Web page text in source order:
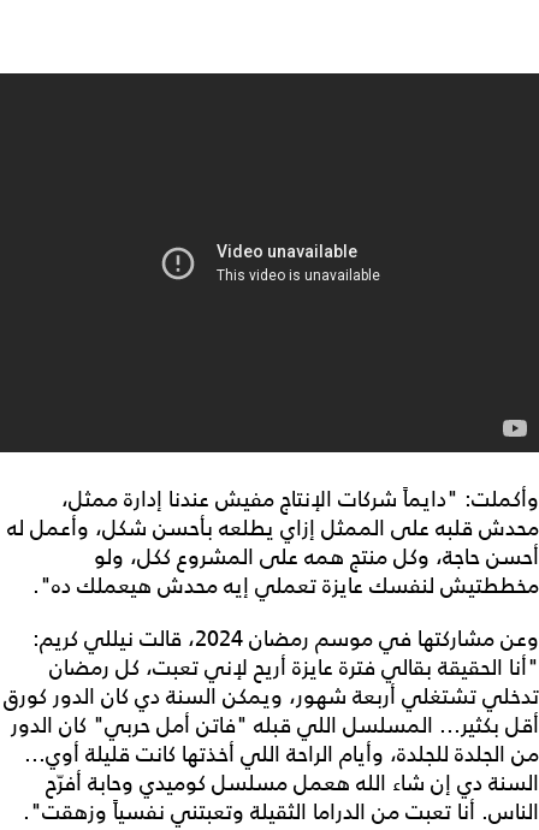
وأكملت: "دايماً شركات الإنتاج مفيش عندنا إدارة ممثل،
محدش قلبه على الممثل إزاي يطلعه بأحسن شكل، وأعمل له
أحسن حاجة، وكل منتج همه على المشروع ككل، ولو
مخططتيش لنفسك عايزة تعملي إيه محدش هيعملك ده".
وعن مشاركتها في موسم رمضان 2024، قالت نيللي كريم:
"أنا الحقيقة بقالي فترة عايزة أريح لإني تعبت، كل رمضان
تدخلي تشتغلي أربعة شهور، ويمكن السنة دي كان الدور كورق
أقل بكثير... المسلسل اللي قبله "فاتن أمل حربي" كان الدور
من الجلدة للجلدة، وأيام الراحة اللي أخذتها كانت قليلة أوي...
السنة دي إن شاء الله هعمل مسلسل كوميدي وحابة أفرّح
الناس. أنا تعبت من الدراما الثقيلة وتعبتني نفسياً وزهقت".